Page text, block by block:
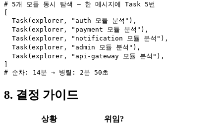
# 5개 모듈 동시 탐색 — 한 메시지에 Task 5번
  Task(explorer, "auth 모듈 분석"),
  Task(explorer, "payment 모듈 분석"),
  Task(explorer, "notification 모듈 분석"),
  Task(explorer, "admin 모듈 분석"),
  Task(explorer, "api-gateway 모듈 분석"),
# 순차: 14분 → 병렬: 2분 50초
8. 결정 가이드
상황
위임?